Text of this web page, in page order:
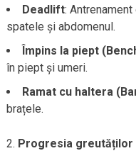
Deadlift:
spatele și abdomenul.
Împins la piept
în piept și umeri.
Ramat cu haltera
brațele.
Progresia greutăților